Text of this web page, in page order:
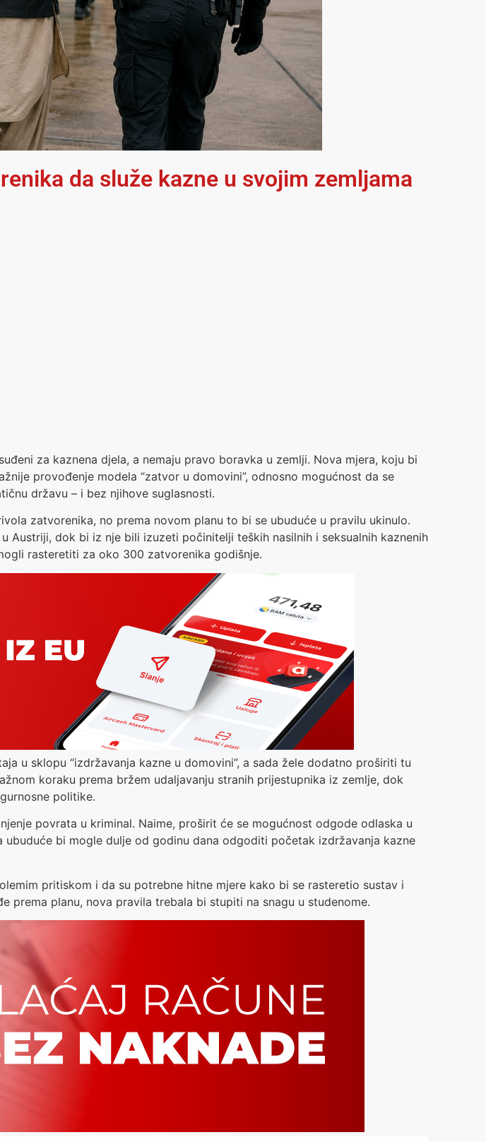
da služe kazne u svojim zemljama
za kaznena djela, a nemaju pravo boravka u zemlji. Nova mjera, koju bi
provođenje modela “zatvor u domovini”, odnosno mogućnost da se
državu – i bez njihove suglasnosti.
zatvorenika, no prema novom planu to bi se ubuduće u pravilu ukinulo.
Austriji, dok bi iz nje bili izuzeti počinitelji teških nasilnih i seksualnih kaznenih
rasteretiti za oko 300 zatvorenika godišnje.
u sklopu “izdržavanja kazne u domovini”, a sada žele dodatno proširiti tu
koraku prema bržem udaljavanju stranih prijestupnika iz zemlje, dok
politike.
povrata u kriminal. Naime, proširit će se mogućnost odgode odlaska u
bi mogle dulje od godinu dana odgoditi početak izdržavanja kazne
pritiskom i da su potrebne hitne mjere kako bi se rasteretio sustav i
prema planu, nova pravila trebala bi stupiti na snagu u studenome.